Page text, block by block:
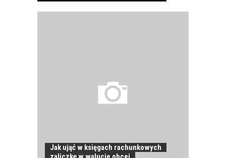
Jak ująć w księgach rachunkowych